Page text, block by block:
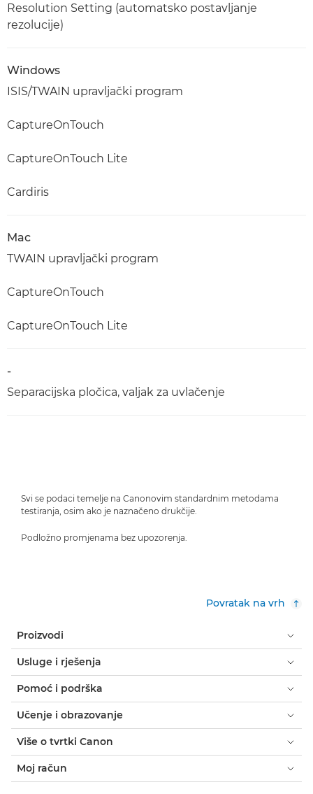
Resolution Setting (automatsko postavljanje
rezolucije)
Windows
ISIS/TWAIN upravljački program
CaptureOnTouch
CaptureOnTouch Lite
Cardiris
Mac
TWAIN upravljački program
CaptureOnTouch
CaptureOnTouch Lite
-
Separacijska pločica, valjak za uvlačenje
Svi se podaci temelje na Canonovim standardnim metodama
testiranja, osim ako je naznačeno drukčije.
Podložno promjenama bez upozorenja.
Povratak na vrh
Proizvodi
Usluge i rješenja
Pomoć i podrška
Učenje i obrazovanje
Više o tvrtki Canon
Moj račun